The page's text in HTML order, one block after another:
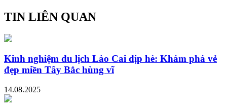
TIN LIÊN QUAN
Kinh nghiệm du lịch Lào Cai dịp hè: Khám phá vẻ
đẹp miền Tây Bắc hùng vĩ
14.08.2025